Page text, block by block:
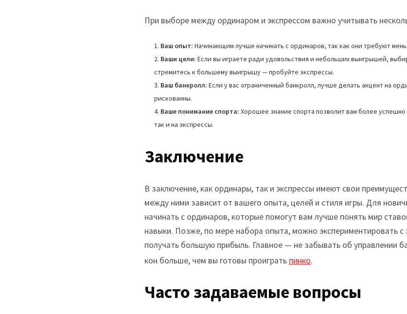
При выборе между ординаром и экспрессом важно учитывать
Ваш опыт: Начинающим лучше начинать с ординаров, так как они требуют
Ваши цели: Если вы играете ради удовольствия и небольших выигрышей,
стремитесь к большему выигрышу — пробуйте экспрессы.
Ваш банкролл: Если у вас ограниченный банкролл, лучше делать акцент на
рискованны.
Ваше понимание спорта: Хорошее знание спорта позволит вам более
так и на экспрессы.
Заключение
В заключение, как ординары, так и экспрессы имеют свои
между ними зависит от вашего опыта, целей и стиля игры. Для
начинать с ординаров, которые помогут вам лучше понять мир
навыки. Позже, по мере набора опыта, можно экспериментировать с
получать большую прибыль. Главное — не забывать об управлении
кон больше, чем вы готовы проиграть пинко.
Часто задаваемые вопросы